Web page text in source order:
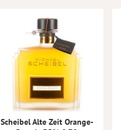
Scheibel Alte Zeit Orange-